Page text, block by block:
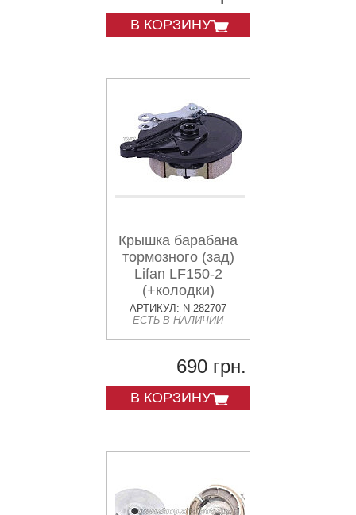
В КОРЗИНУ
Крышка барабана
тормозного (зад)
Lifan LF150-2
(+колодки)
KOMATCU
АРТИКУЛ: N-282707
ЕСТЬ В НАЛИЧИИ
690 грн.
В КОРЗИНУ